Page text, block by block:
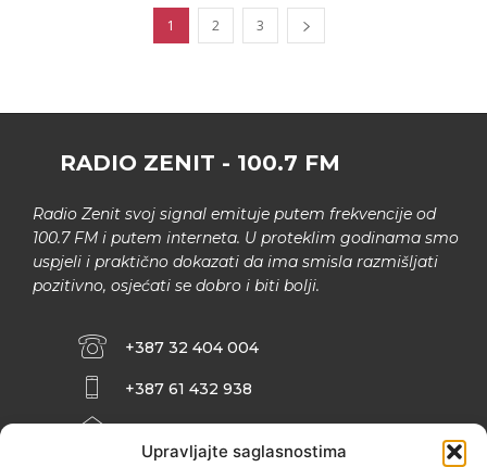
Upravljajte saglasnostima
1 2 3
RADIO ZENIT - 100.7 FM
Radio Zenit svoj signal emituje putem frekvencije od
100.7 FM i putem interneta. U proteklim godinama smo
uspjeli i praktično dokazati da ima smisla razmišljati
pozitivno, osjećati se dobro i biti bolji.
+387 32 404 004
+387 61 432 938
INFO@ZENIT.BA